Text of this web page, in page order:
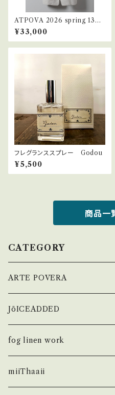
ATPOVA 2026 spring 13
セレモニー リネンポリエステル
混 ノーカラーハーフJKT
¥33,000
フレグランススプレー Godou
¥5,500
商品一
CATEGORY
ARTE POVERA
ATPOVA
ARTE POVERA
JöICEADDED
fog linen work
wear
miiThaaii